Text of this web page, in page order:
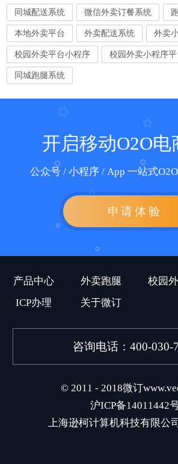
同城配送系统 微信外卖订餐系统
本地外卖平台 外卖配送系统 外卖
校园外卖平台小程序 校园外卖小程序
同城跑腿系统
开启移动O2O电
公众号 / 小程序 / App 一站式
申请体验
产品中心 外卖跑腿 校园
ICP办理
关于微订
咨询电话：400-030-
© 2011 - 2018微订
沪ICP备14011442
上海逊柯计算机科技有限公